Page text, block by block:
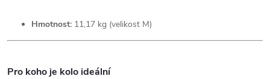
Hmotnost: 11,17 kg (velikost M)
Pro koho je kolo ideální